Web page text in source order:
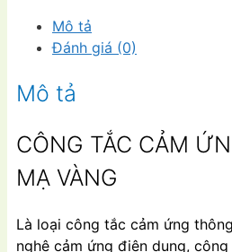
Mô tả
Đánh giá (0)
Mô tả
CÔNG TẮC CẢM
MẠ VÀNG
Là loại công tắc cảm ứng
nghệ cảm ứng điện dung,